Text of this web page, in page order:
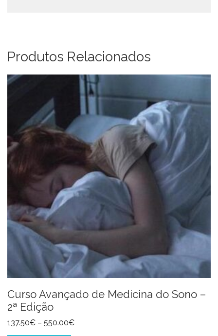
Produtos Relacionados
Curso Avançado de Medicina do Sono –
2ª Edição
137.50€ – 550.00€